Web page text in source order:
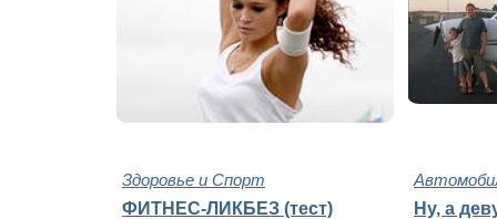
Здоровье и Спорт
ФИТНЕС-ЛИКБЕЗ (тест)
Ну, а